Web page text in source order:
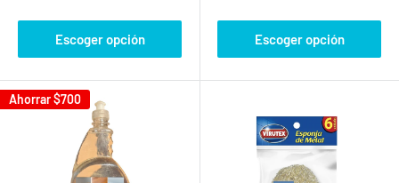
venta
Escoger opción Escoger opción
Ahorrar$700